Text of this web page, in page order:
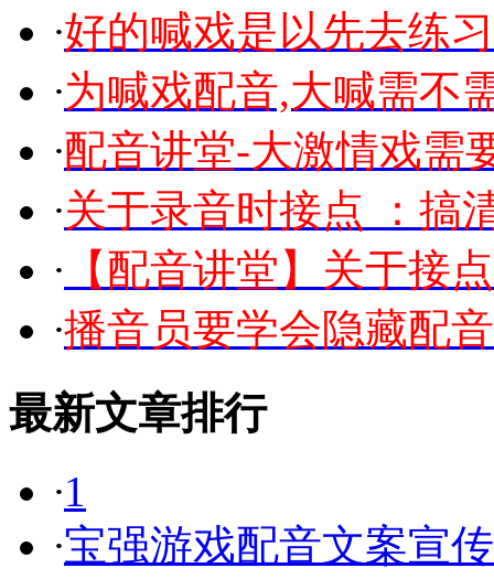
·好的喊戏是以先去练
·为喊戏配音,大喊需不
·配音讲堂-大激情戏需
·关于录音时接点 ：搞
· 【配音讲堂】关于接
·播音员要学会隐藏配
最新文章排行
·1
·宝强游戏配音文案宣